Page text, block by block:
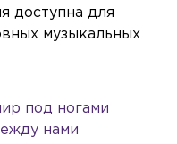
доступна для
музыкальных
под ногами
нами